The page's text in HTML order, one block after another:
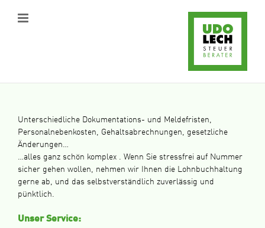
Unterschiedliche Dokumentations- und Meldefristen,
Personalnebenkosten, Gehaltsabrechnungen, gesetzliche
Änderungen…
…alles ganz schön komplex . Wenn Sie stressfrei auf Nummer
sicher gehen wollen, nehmen wir Ihnen die Lohnbuchhaltung
gerne ab, und das selbstverständlich zuverlässig und
pünktlich.
Unser Service: